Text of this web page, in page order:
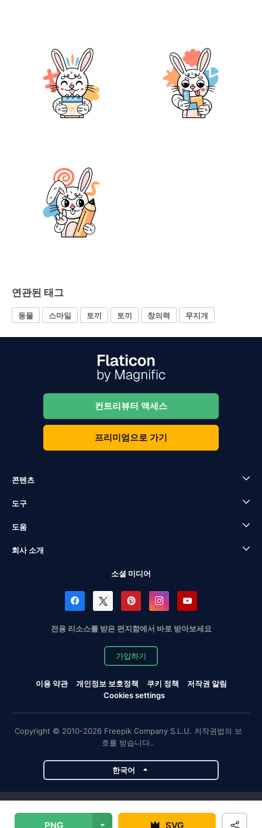
PNG SVG
연관된 태그
동물 스마일 토끼 토끼 창의력 무지개
컨트리뷰터 액세스
프리미엄으로 가기
콘텐츠
도구
도움
회사 소개
소셜 미디어
전용 리소스를 받은 편지함에서 바로 받아보세요
가입하기
이용 약관 개인정보 보호정책 쿠키 정책
저작권 알림
Cookies settings
Copyright © 2010-2026 Freepik Company S.L.U. 저작권법의 보
호를 받습니다..
한국어